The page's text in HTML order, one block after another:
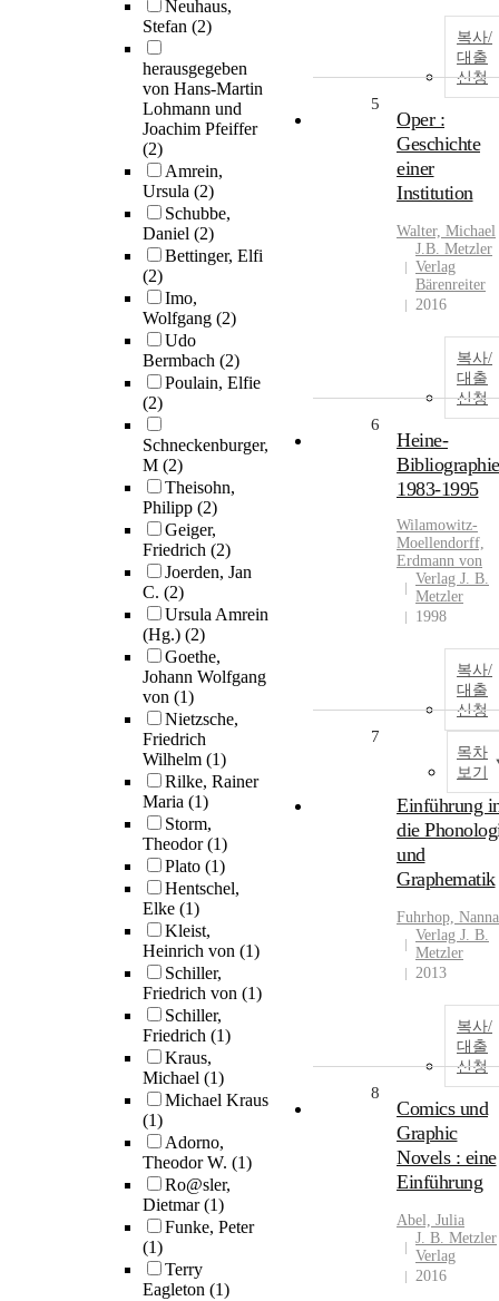
Neuhaus,
Stefan (2)
herausgegeben
von Hans-Martin
Lohmann und
Joachim Pfeiffer
(2)
Amrein,
Ursula (2)
Schubbe,
Daniel (2)
Bettinger, Elfi
(2)
Imo,
Wolfgang (2)
Udo
Bermbach (2)
Poulain, Elfie
(2)
Schneckenburger,
M (2)
Theisohn,
Philipp (2)
Geiger,
Friedrich (2)
Joerden, Jan
C. (2)
Ursula Amrein
(Hg.) (2)
Goethe,
Johann Wolfgang
von (1)
Nietzsche,
Friedrich
Wilhelm (1)
Rilke, Rainer
Maria (1)
Storm,
Theodor(1)
Plato (1)
Hentschel,
Elke (1)
Kleist,
Heinrich von (1)
Schiller,
Friedrich von (1)
Schiller,
Friedrich (1)
Kraus,
Michael (1)
Michael Kraus
(1)
Adorno,
Theodor W. (1)
Ro@sler,
Dietmar(1)
Funke, Peter
(1)
Terry
Eagleton (1)
복사/
대출
신청
5
Oper :
Geschichte
einer
Institution
Walter, Michael
J.B. Metzler
Verlag
Bärenreiter
2016
복사/
대출
신청
6
Heine-
Bibliographie
1983-1995
Wilamowitz-
Moellendorff,
Erdmann von
Verlag J. B.
Metzler
1998
복사/
대출
신청
목차
보기
7
Einführung
die
und
Graphematik
Fuhrhop, Nanna
Verlag J. B.
Metzler
2013
복사/
대출
신청
8
Comics und
Graphic
Novels : eine
Einführung
Abel, Julia
J. B. Metzler
Verlag
2016